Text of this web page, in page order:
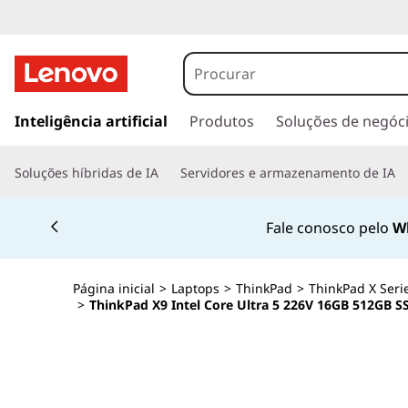
a
a
r
Inteligência artificial Produtos Soluções de
Soluções híbridas de IA Servidores e armazenamento de IA
Fale conosco pelo
Currently displaying item 2 of 4
Página inicial > Laptops > ThinkPad > ThinkPad X
> ThinkPad X9 Intel Core Ultra 5 226V 16GB 512GB